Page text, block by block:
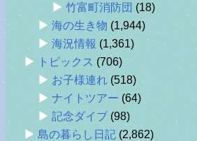
竹富町消防団 (18)
海の生き物 (1,944)
海況情報 (1,361)
トピックス (706)
お子様連れ (518)
ナイトツアー (64)
記念ダイブ (98)
島の暮らし日記 (2,862)